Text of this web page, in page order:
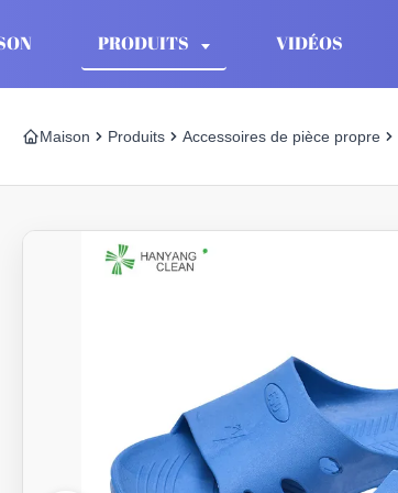
PRODUITS VIDÉOS
Maison Produits Accessoires de pièce propre